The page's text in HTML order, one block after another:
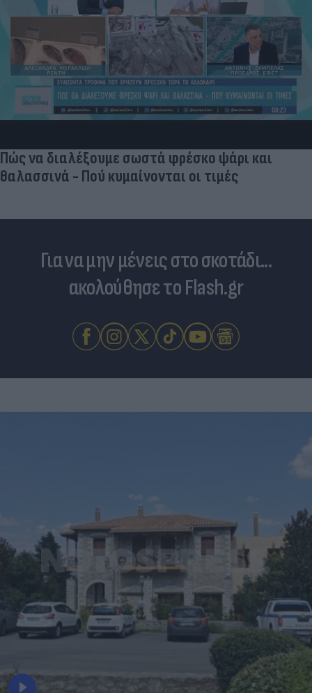
Πώς να διαλέξουμε σωστά φρέσκο ψάρι και
θαλασσινά - Πού κυμαίνονται οι τιμές
Για να μην μένεις στο σκοτάδι...
ακολούθησε το Flash.gr